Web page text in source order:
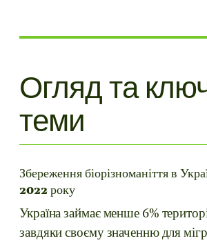
Огляд та
теми
Збереження біорізноманіття в
2022 року
Україна займає менше 6%
завдяки своєму значенню для